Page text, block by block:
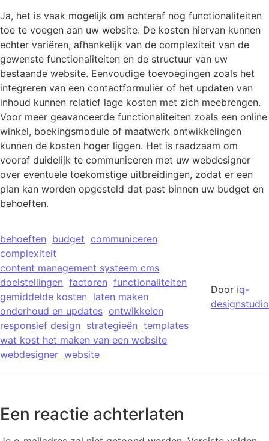
Ja, het is vaak mogelijk om achteraf nog functionaliteiten
toe te voegen aan uw website. De kosten hiervan kunnen
echter variëren, afhankelijk van de complexiteit van de
gewenste functionaliteiten en de structuur van uw
bestaande website. Eenvoudige toevoegingen zoals het
integreren van een contactformulier of het updaten van
inhoud kunnen relatief lage kosten met zich meebrengen.
Voor meer geavanceerde functionaliteiten zoals een online
winkel, boekingsmodule of maatwerk ontwikkelingen
kunnen de kosten hoger liggen. Het is raadzaam om
vooraf duidelijk te communiceren met uw webdesigner
over eventuele toekomstige uitbreidingen, zodat er een
plan kan worden opgesteld dat past binnen uw budget en
behoeften.
behoeften budget communiceren
complexiteit
content management systeem cms
doelstellingen factoren functionaliteiten
gemiddelde kosten laten maken
onderhoud en updates ontwikkelen
responsief design strategieën templates
wat kost het maken van een website
webdesigner website
Door iq-
designstudio
Een reactie achterlaten